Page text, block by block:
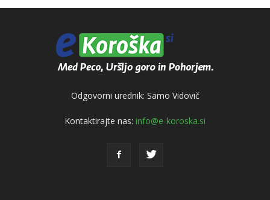
Odgovorni urednik: Samo Vidovič
Kontaktirajte nas: info@e-koroska.si